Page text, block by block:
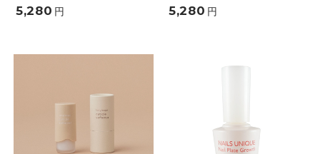
5,280 円 5,280 円